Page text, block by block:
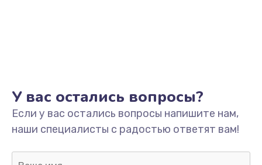
У вас остались вопросы?
Если у вас остались вопросы напишите нам,
наши специалисты с радостью ответят вам!